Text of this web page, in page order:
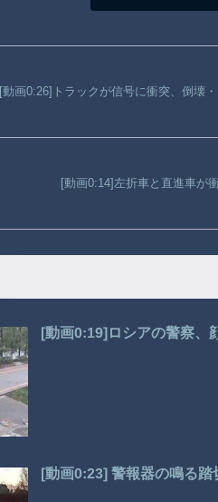
[動画0:26]トラックが信号に衝突、倒壊
[動画0:14]左折車と直進車が
[動画0:19]ロシアの警察、
[動画0:23] 警報器の鳴る